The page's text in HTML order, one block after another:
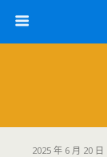
2025 年 6 月 20 日